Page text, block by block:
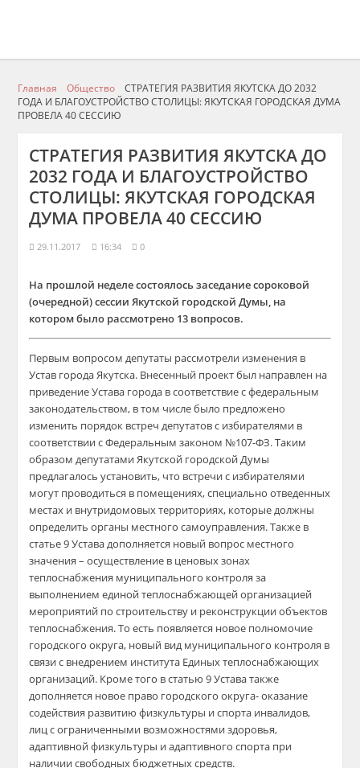
Главная Общество
СТРАТЕГИЯ РАЗВИТИЯ ЯКУТСКА ДО 2032
ГОДА И БЛАГОУСТРОЙСТВО СТОЛИЦЫ: ЯКУТСКАЯ ГОРОДСКАЯ ДУМА
ПРОВЕЛА 40 СЕССИЮ
СТРАТЕГИЯ РАЗВИТИЯ ЯКУТСКА ДО
2032 ГОДА И БЛАГОУСТРОЙСТВО
СТОЛИЦЫ: ЯКУТСКАЯ ГОРОДСКАЯ
ДУМА ПРОВЕЛА 40 СЕССИЮ
29.11.2017 16:34 0
На прошлой неделе состоялось заседание сороковой
(очередной) сессии Якутской городской Думы, на
котором было рассмотрено 13 вопросов.
Первым вопросом депутаты рассмотрели изменения в
Устав города Якутска. Внесенный проект был направлен на
приведение Устава города в соответствие с федеральным
законодательством, в том числе было предложено
изменить порядок встреч депутатов с избирателями в
соответствии с Федеральным законом №107-ФЗ. Таким
образом депутатами Якутской городской Думы
предлагалось установить, что встречи с избирателями
могут проводиться в помещениях, специально отведенных
местах и внутридомовых территориях, которые должны
определить органы местного самоуправления. Также в
статье 9 Устава дополняется новый вопрос местного
значения – осуществление в ценовых зонах
теплоснабжения муниципального контроля за
выполнением единой теплоснабжающей организацией
мероприятий по строительству и реконструкции объектов
теплоснабжения. То есть появляется новое полномочие
городского округа, новый вид муниципального контроля в
связи с внедрением института Единых теплоснабжающих
организаций. Кроме того в статью 9 Устава также
дополняется новое право городского округа- оказание
содействия развитию физкультуры и спорта инвалидов,
лиц с ограниченными возможностями здоровья,
адаптивной физкультуры и адаптивного спорта при
наличии свободных бюджетных средств.